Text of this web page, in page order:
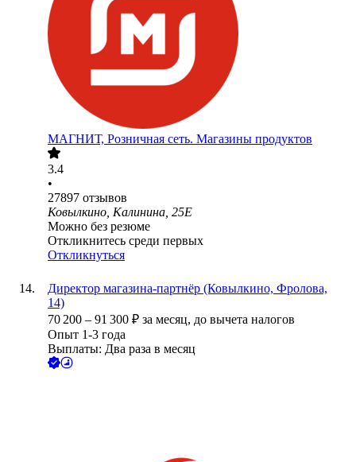
МАГНИТ, Розничная сеть. Магазины продуктов
3.4
•
27897 отзывов
Ковылкино, Калинина, 25Е
Можно без резюме
Откликнитесь среди первых
Откликнуться
Директор магазина-партнёр (Ковылкино, Фролова,
14)
70 200 – 91 300 ₽ за месяц, до вычета налогов
Опыт 1-3 года
Выплаты: Два раза в месяц